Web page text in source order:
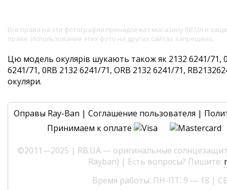
Все права на эти фотографии принадлежат магазину RB.UA и
праве. Использование этих фото на других сайтах запрещено.
Цю модель окулярів шукають також як 2132 6241/71,
6241/71, 0RB 2132 6241/71, ORB 2132 6241/71,
окуляри.
Оправы Ray-Ban | Соглашение пользователя |
Принимаем к оплате
©2011—2025 | RB.UA — оригинальные
Rayban) | Есть вопросы? Пишите:
Время работы: ПН-ПТ: 9 — 18 |